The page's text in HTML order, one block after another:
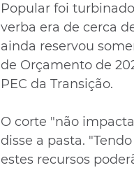
Popular foi
verba era de cerca
ainda reservou
de Orçamento de
PEC da Transição.
O corte "não
disse a pasta.
estes recursos